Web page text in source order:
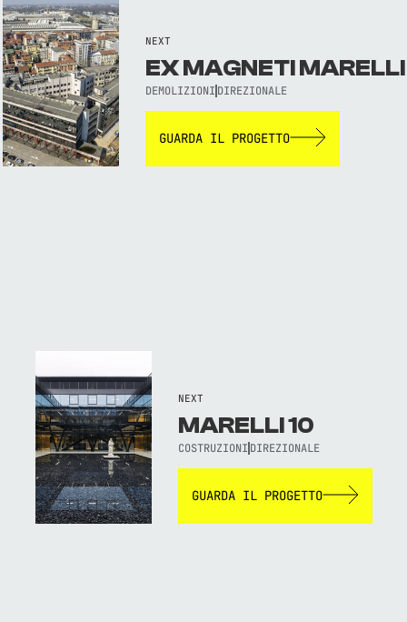
NEXT
EX MAGNETI MARELLI
DEMOLIZIONI DIREZIONALE
GUARDA IL PROGETTO
NEXT
MARELLI 10
COSTRUZIONI DIREZIONALE
GUARDA IL PROGETTO